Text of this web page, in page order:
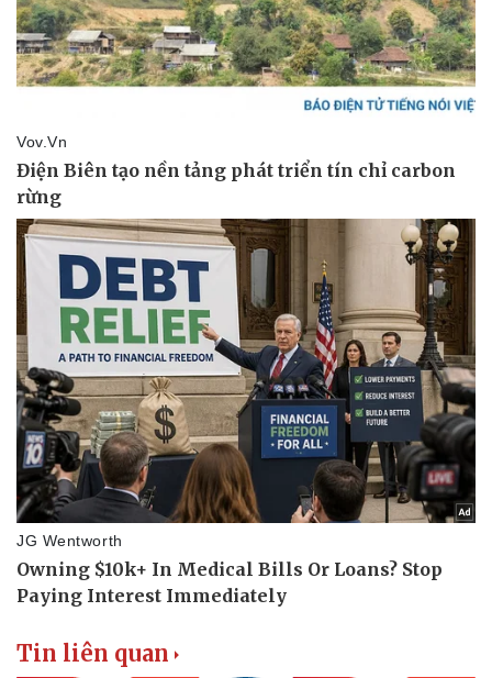
Doanh nghiệp
Thông tin doanh nghiệp
Doanh nghiệp 24h
Doanh nhân
Sành điệu
Tin Công nghệ
Trải nghiệm
Tin liên quan